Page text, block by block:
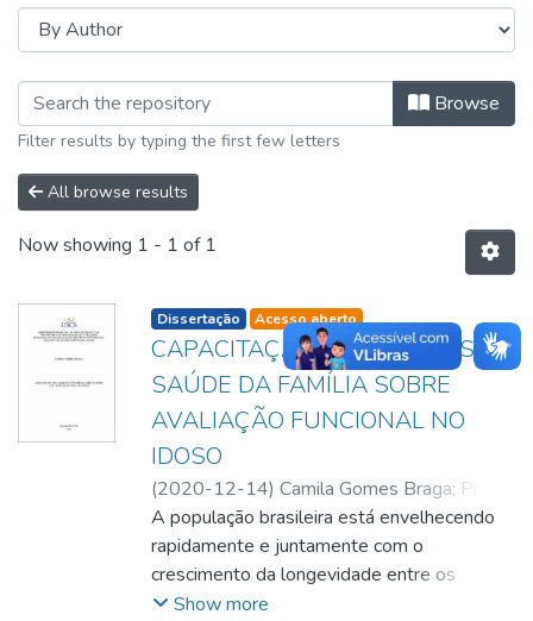
Browsing Dissertações by Author
Browse
Filter results by typing the first few letters
All browse results
Now showing 1 - 1 of 1
listelement.badge.dso-type
Dissertação Acesso aberto
CAPACITAÇÃO DAS EQUIPES DE
SAÚDE DA FAMÍLIA SOBRE
AVALIAÇÃO FUNCIONAL NO
IDOSO
(2020-12-14) Camila Gomes Braga; Prof.
Dr. Carlos Alexandre Felício Brito;Prof. Dr.
Carlos Alexandre Felício Brito;Prof. Dr.
Arquimedes Pessoni;Prof. Dr. Robson José
Domingues
A população brasileira está envelhecendo
rapidamente e juntamente com o
crescimento da longevidade entre os
idosos, levam ao surgimento de novas
Show more